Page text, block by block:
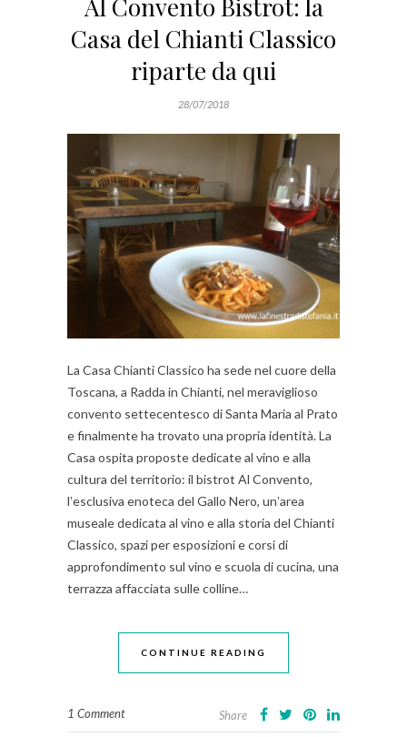
Al Convento Bistrot: la
Casa del Chianti Classico
riparte da qui
28/07/2018
La Casa Chianti Classico ha sede nel cuore della
Toscana, a Radda in Chianti, nel meraviglioso
convento settecentesco di Santa Maria al Prato
e finalmente ha trovato una propria identità. La
Casa ospita proposte dedicate al vino e alla
cultura del territorio: il bistrot Al Convento,
lʼesclusiva enoteca del Gallo Nero, unʼarea
museale dedicata al vino e alla storia del Chianti
Classico, spazi per esposizioni e corsi di
approfondimento sul vino e scuola di cucina, una
terrazza affacciata sulle colline…
CONTINUE READING
1 Comment Share